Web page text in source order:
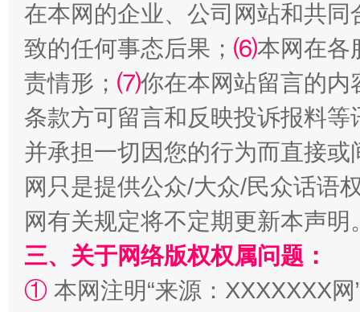
解纷+调解+退费，一次搞定
在本网的企业、公司网站和共
致的任何事态后果； ⑹本网在各
责情形； ⑺你在本网站留言的内
条款方可留言和反映投诉报料
并承担一切因您的行为而直接
网只是提供公众/大众/民众话语
网有关规定将不定期更新本声明
三、关于网络版权权属问题：
① 本网注明“来源：XXXXXXX